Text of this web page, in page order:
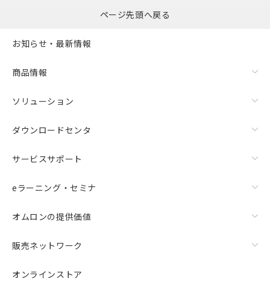
ページ先頭へ戻る
お知らせ・最新情報
商品情報
ソリューション
ダウンロードセンタ
サービスサポート
eラーニング・セミナ
オムロンの提供価値
販売ネットワーク
オンラインストア